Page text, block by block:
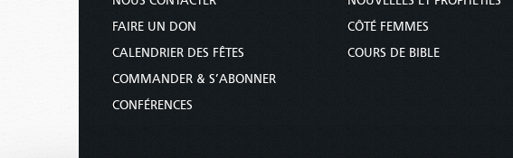
FAIRE UN DON
CALENDRIER DES FÊTES
COMMANDER & S’ABONNER
CONFÉRENCES
CÔTÉ FEMMES
COURS DE BIBLE